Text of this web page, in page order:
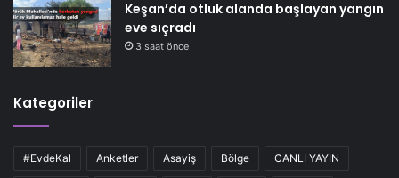
Keşan’da otluk alanda başlayan yangın
eve sıçradı
3 saat önce
Kategoriler
#EvdeKal Anketler Asayiş Bölge CANLI YAYIN